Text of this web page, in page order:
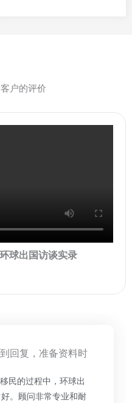
户的评价
球出国访谈实录
回复，准备资料时
民的过程中，环球出
。顾问非常专业和耐